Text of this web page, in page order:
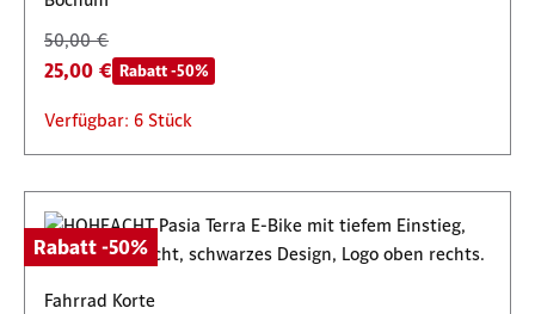
50,00 €
25,00 € Rabatt -50%
Verfügbar: 6 Stück
Rabatt -50%
Fahrrad Korte